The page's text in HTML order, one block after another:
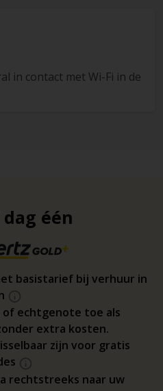
in contact met Wi-Fi in de
één
basistarief bij verhuur in
echtgenote toe als
extra kosten.
zijn voor gratis
rechtstreeks naar uw